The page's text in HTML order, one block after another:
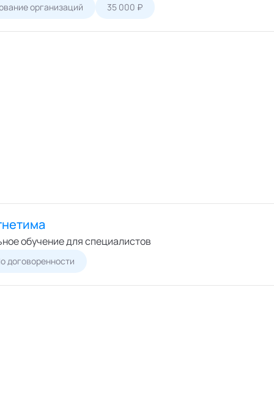
организаций 35 000 ₽
обучение для специалистов
договоренности